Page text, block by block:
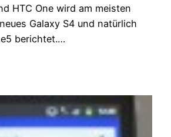
HTC One wird am meisten
Galaxy S4 und natürlich
berichtet.…